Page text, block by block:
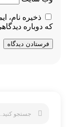
ذخیره نام،
که دوباره